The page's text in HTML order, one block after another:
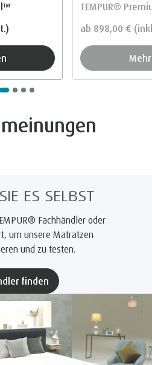
TEMPUR®
ab 898,00 €
ES SELBST
Fachhändler oder
um unsere Matratzen
und zu testen.
finden